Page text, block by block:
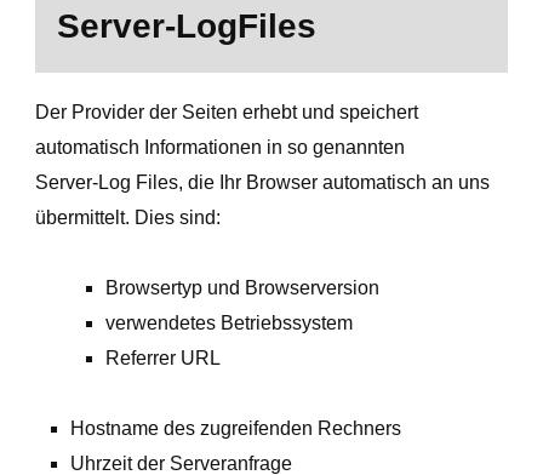
Server-LogFiles
Der Provider der Seiten erhebt und speichert
automatisch Informationen in so genannten
Server-Log Files, die Ihr Browser automatisch an uns
übermittelt. Dies sind:
Browsertyp und Browserversion
verwendetes Betriebssystem
Referrer URL
Hostname des zugreifenden Rechners
Uhrzeit der Serveranfrage